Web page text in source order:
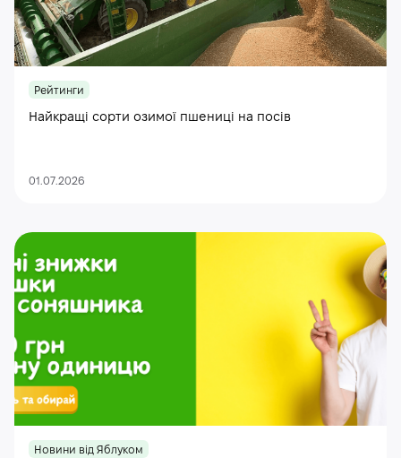
Рейтинги
Найкращі сорти озимої пшениці на посів
01.07.2026
Новини від Яблуком